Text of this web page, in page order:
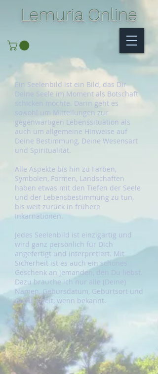
Lemuria Online
Ein Seelenbild ist ein Bild, das Dir
Deine Seele im Moment als Botschaft
schicken möchte. Darin geht es
sowohl um Mitteilungen zur
gegenwärtigen Lebenssituation als
auch um allgemeine Hinweise auf
Deine Bestimmung, Deine Wesensart
und Spiritualität.
Alle Aspekte bis hin zu Farben,
Symbolen, Formen, Landschaften
haben etwas mit den Tiefen der Seele
und der Lebensbestimmung zu tun,
bis weit zurück in frühere
Inkarnationen.
Jedes Seelenbild ist einzigartig und
wird ganz persönlich für Dich
angefertigt und interpretiert. Mit
Sicherheit ist es auch ein schönes
Geschenk an jemanden, den Du liebst.
Dazu brauche ich nur alle (Deine)
Namen, Gebursdatum, Geburtsort und
Geburtszeit, wenn bekannt.